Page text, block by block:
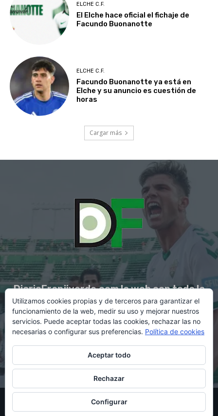
ELCHE C.F.
El Elche hace oficial el fichaje de
Facundo Buonanotte
ELCHE C.F.
Facundo Buonanotte ya está en
Elche y su anuncio es cuestión de
horas
Cargar más
DiarioFranjiverde.com la web con toda la
información del Elche C.F.
Contacto en:diario@franjiverde.com
© Copyright 2021 - Gestión y diseño por Rubén Maestre
Política de cookies Política de privacidad
Utilizamos cookies propias y de terceros para garantizar el
funcionamiento de la web, medir su uso y mejorar nuestros
servicios. Puede aceptar todas las cookies, rechazar las no
necesarias o configurar sus preferencias. Política de cookies
Aceptar todo
Rechazar
Configurar